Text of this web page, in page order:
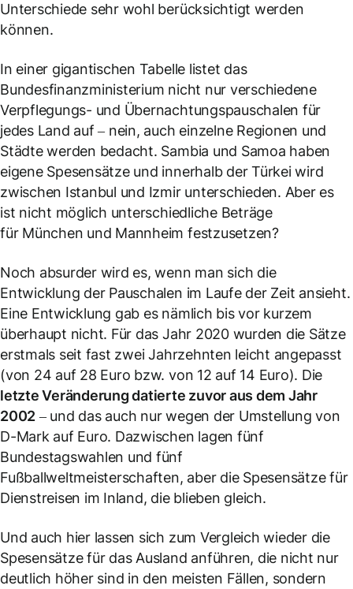
Unterschiede sehr wohl berücksichtigt werden
können.
In einer gigantischen Tabelle listet das
Bundesfinanzministerium nicht nur verschiedene
Verpflegungs- und Übernachtungspauschalen für
jedes Land auf – nein, auch einzelne Regionen und
Städte werden bedacht. Sambia und Samoa haben
eigene Spesensätze und innerhalb der Türkei wird
zwischen Istanbul und Izmir unterschieden. Aber es
ist nicht möglich unterschiedliche Beträge
für München und Mannheim festzusetzen?
Noch absurder wird es, wenn man sich die
Entwicklung der Pauschalen im Laufe der Zeit ansieht.
Eine Entwicklung gab es nämlich bis vor kurzem
überhaupt nicht. Für das Jahr 2020 wurden die Sätze
erstmals seit fast zwei Jahrzehnten leicht angepasst
(von 24 auf 28 Euro bzw. von 12 auf 14 Euro). Die
letzte Veränderung datierte zuvor aus dem Jahr
2002– und das auch nur wegen der Umstellung von
D-Mark auf Euro. Dazwischen lagen fünf
Bundestagswahlen und fünf
Fußballweltmeisterschaften, aber die Spesensätze für
Dienstreisen im Inland, die blieben gleich.
Und auch hier lassen sich zum Vergleich wieder die
Spesensätze für das Ausland anführen, die nicht nur
deutlich höher sind in den meisten Fällen, sondern